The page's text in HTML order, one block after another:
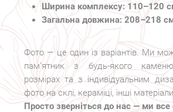
Ширина комплексу: 110–120
Загальна довжина: 208–218
Фото — це один із варіантів. Ми
пам’ятник з будь-якого
розмірах та з індивідуальним
фото на склі, кераміці, інші
Просто зверніться до нас — ми все